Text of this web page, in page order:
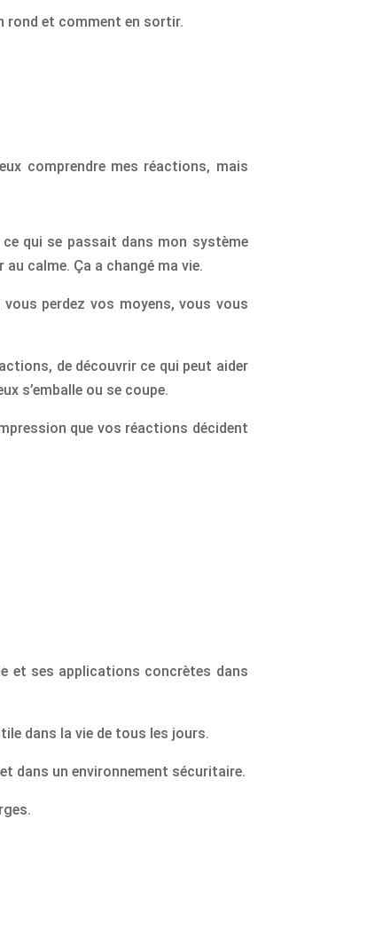
rond et comment en sortir.
comprendre mes réactions, mais
ce qui se passait dans mon système
calme. Ça a changé ma vie.
perdez vos moyens, vous vous
de découvrir ce qui peut aider
s’emballe ou se coupe.
que vos réactions décident
et ses applications concrètes dans
dans la vie de tous les jours.
dans un environnement sécuritaire.